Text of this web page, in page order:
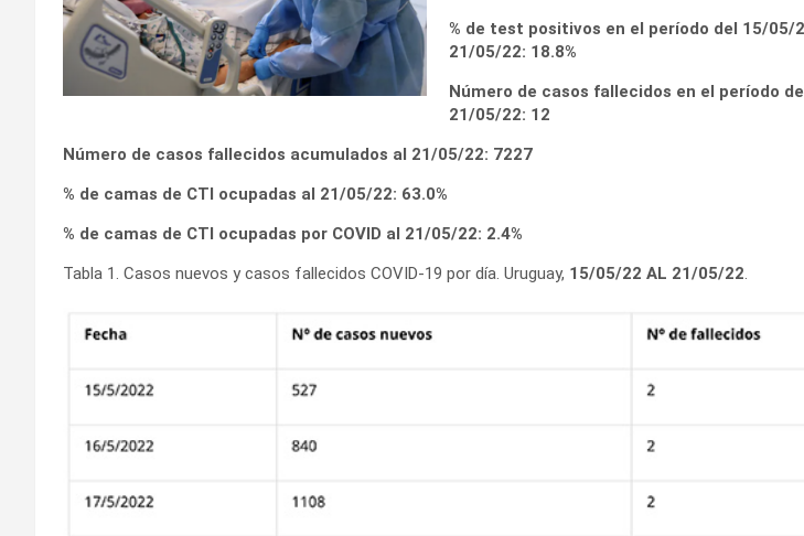
% de test positivos en el período del 15/05/
21/05/22: 18.8%
Número de casos fallecidos en el período
21/05/22: 12
Número de casos fallecidos acumulados al 21/05/22: 7227
% de camas de CTI ocupadas al 21/05/22: 63.0%
% de camas de CTI ocupadas por COVID al 21/05/22: 2.4%
Tabla 1. Casos nuevos y casos fallecidos COVID-19 por día. Uruguay, 15/05/22 AL 21/05/22